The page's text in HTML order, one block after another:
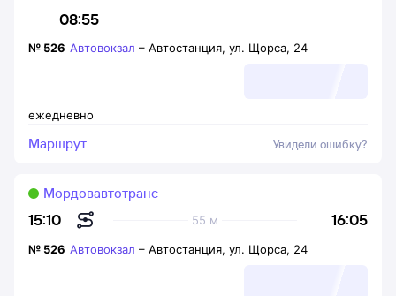
08:55
ежедневно
№ 526 Автовокзал – Автостанция, ул. Щорса, 24
Маршрут Увидели ошибку?
15:10 16:05
55 м
Мордовавтотранс
№ 526 Автовокзал – Автостанция, ул. Щорса, 24